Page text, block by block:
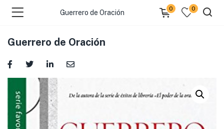
Guerrero de Oración
0 0
Guerrero de Oración